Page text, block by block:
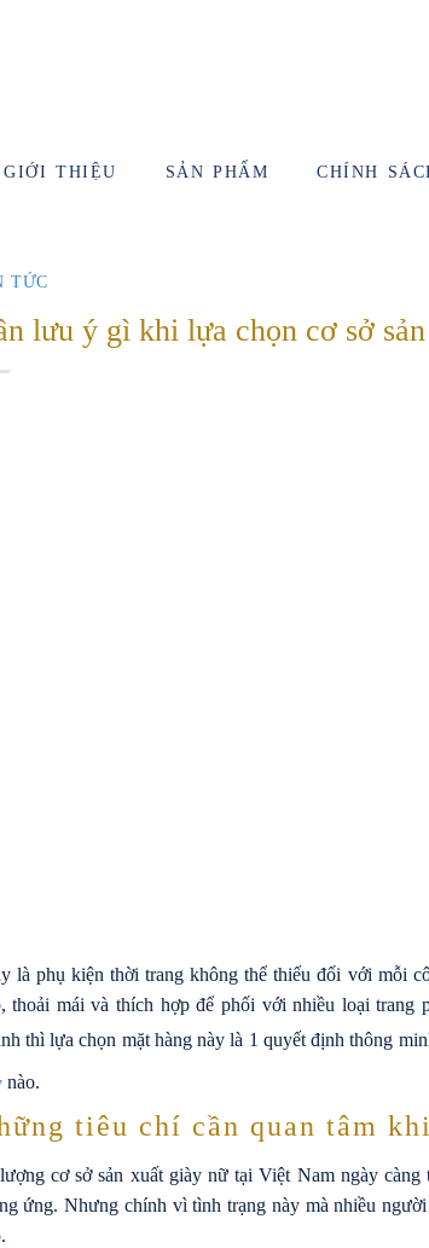
GIỚI THIỆU SẢN PHẨM CHÍNH
TỨC
lưu ý gì khi lựa chọn cơ sở
là phụ kiện thời trang không thể thiếu đối với mỗi
thoải mái và thích hợp để phối với nhiều loại
thì lựa chọn mặt hàng này là 1 quyết định thông
nào.
tiêu chí cần quan tâm
cơ sở sản xuất giày nữ tại Việt Nam ngày
ứng. Nhưng chính vì tình trạng này mà nhiều